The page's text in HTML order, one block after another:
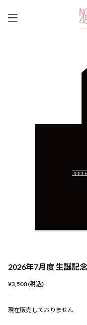
2026年7月度 生誕記
¥3,500 (税込)
現在販売しておりません